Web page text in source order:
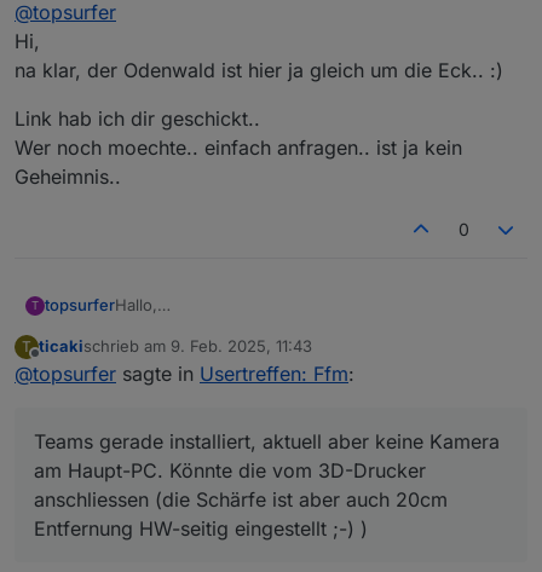
beim realen Treffen) teilnehmen wollen.
bekommen Besuch, versuche aber mich
dazuzuschalten....
würde, thx!
am Haupt-PC. Könnte die vom 3D-Drucker
Entfernung HW-seitig eingestellt ;-) )
Martin
@topsurfer
Hi,
na klar, der Odenwald ist hier ja gleich um die Eck.. :)
Link hab ich dir geschickt..
Wer noch moechte.. einfach anfragen.. ist ja kein
Geheimnis..
0
T topsurferHallo,
aus dem Odenwald und würde heute (und evtl. auch
beim realen Treffen) teilnehmen wollen.
dazuzuschalten....
Wenn jemand mir den Einladung-Link zusenden
würde, thx!
Teams gerade installiert, aktuell aber keine Kamera
am Haupt-PC. Könnte die vom 3D-Drucker
T
Offline
ticakischrieb am 9. Feb. 2025, 11:43
zuletzt editiert von
@topsurfer sagte in Usertreffen: Ffm:
Teams gerade installiert, aktuell aber keine Kamera
am Haupt-PC. Könnte die vom 3D-Drucker
anschliessen (die Schärfe ist aber auch 20cm
Entfernung HW-seitig eingestellt ;-) )